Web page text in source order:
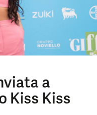
a
Kiss Kiss